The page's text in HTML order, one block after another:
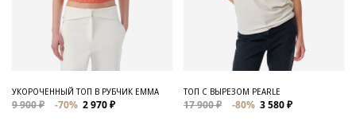
УКОРОЧЕННЫЙ ТОП В РУБЧИК EMMA
9 900 ₽ -70% 2 970 ₽
ТОП С ВЫРЕЗОМ PEARLE
17 900 ₽ -80% 3 580 ₽